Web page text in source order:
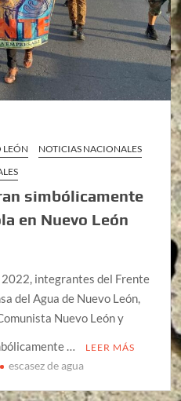
LEÓN
NOTICIAS NACIONALES
simbólicamente
en Nuevo León
integrantes del Frente
del Agua de Nuevo León,
Nuevo León y
…
LEER MÁS
escasez de agua